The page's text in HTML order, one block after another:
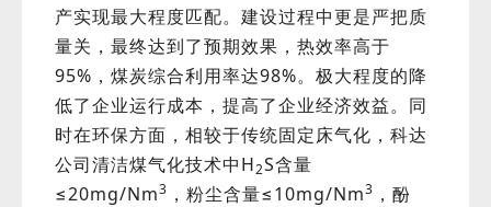
产实现最大程度匹配。建设过程中更是严把质
量关，最终达到了预期效果，热效率高于
95%，煤炭综合利用率达98%。极大程度的降
低了企业运行成本，提高了企业经济效益。同
时在环保方面，相较于传统固定床气化，科达
公司清洁煤气化技术中H2S含量
≤20mg/Nm3 ，粉尘含量≤10mg/Nm3 ，酚